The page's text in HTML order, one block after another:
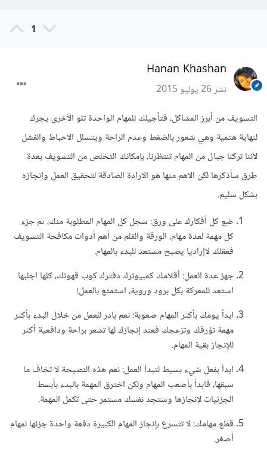
1
Hanan Khashan
نشر26 يوليو 2015
التسويف من أبرز المشاكل، فتأجيلك للمهام الواحدة تلو الأخرى يجرك
لنهاية هتمية وهي شعور بالضغط وعدم الراحة ويتسلل الاحباط والفشل
لأننا تركنا جبال من المهام تنتظرنا، بإمكانك التخلص من التسويف بعدة
طرق سأذكرها لكن الاهم منها هو الارادة الصادقة لتحقيق العمل وإنجازه
بشكل سليم.
ضع كل أفكارك على ورق: سجل كل المهام المطلوبة منك، ثم جزء
كل مهمة لعدة مهام، الورقة والقلم من أهم أدوات مكافحة التسويف
فعقلك لاإراديا يصبح مستعد للبدء بالمهام.
جهز عدة العمل: أقلامك كمبيوترك دفترك كوب قهوتك، كلها اجلبها
استعد للمعركة بكل برود وروية، استمتع بالعمل!
ابدأ يومك بأكثر المهام صعوبة: نعم بادر للعمل من خلال البدء بأكثر
مهمة تؤرقك وتزعجك فعند إنجازك لها تشعر براحة ودافعية أكثر
للإنجاز بقية المهام.
ابدأ بفعل شيء بسيط لتبدأ العمل: نعم هذه النصيحة لا تخاف ما
سبقها، فابدأ بأصعب المهام ولكن اخترق المهمة بالبدء بأبسط
الجزئيات لإنجازها وستجد نفسك مستمر حتى تكمل المهمة.
قطع مهامك: لا تتسرع بإنجاز المهام الكبيرة دفعة واحدة جزئها لمهام
أصغر.